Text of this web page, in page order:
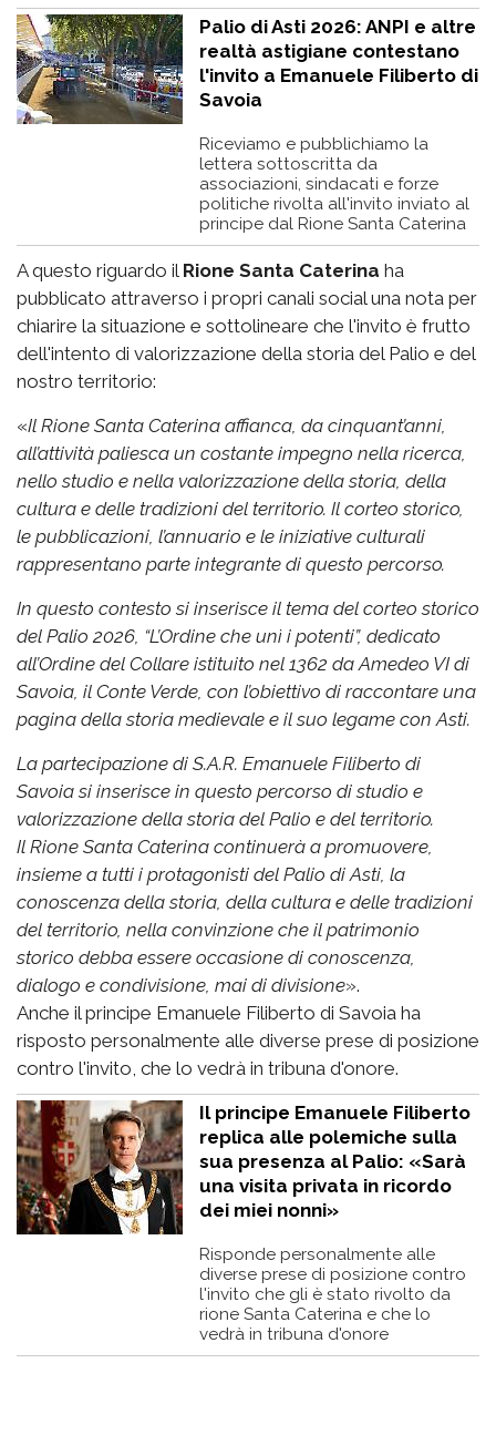
Palio di Asti 2026: ANPI e altre
realtà astigiane contestano
l'invito a Emanuele Filiberto di
Savoia
Riceviamo e pubblichiamo la
lettera sottoscritta da
associazioni, sindacati e forze
politiche rivolta all'invito inviato al
principe dal Rione Santa Caterina
A questo riguardo il Rione Santa Caterina ha
pubblicato attraverso i propri canali social una nota per
chiarire la situazione e sottolineare che l'invito è frutto
dell'intento di valorizzazione della storia del Palio e del
nostro territorio:
«Il Rione Santa Caterina affianca, da cinquant’anni,
all’attività paliesca un costante impegno nella ricerca,
nello studio e nella valorizzazione della storia, della
cultura e delle tradizioni del territorio. Il corteo storico,
le pubblicazioni, l’annuario e le iniziative culturali
rappresentano parte integrante di questo percorso.
In questo contesto si inserisce il tema del corteo storico
del Palio 2026, “L’Ordine che unì i potenti”, dedicato
all’Ordine del Collare istituito nel 1362 da Amedeo VI di
Savoia, il Conte Verde, con l’obiettivo di raccontare una
pagina della storia medievale e il suo legame con Asti.
La partecipazione di S.A.R. Emanuele Filiberto di
Savoia si inserisce in questo percorso di studio e
valorizzazione della storia del Palio e del territorio.
Il Rione Santa Caterina continuerà a promuovere,
insieme a tutti i protagonisti del Palio di Asti, la
conoscenza della storia, della cultura e delle tradizioni
del territorio, nella convinzione che il patrimonio
storico debba essere occasione di conoscenza,
dialogo e condivisione, mai di divisione».
Anche il principe Emanuele Filiberto di Savoia ha
risposto personalmente alle diverse prese di posizione
contro l'invito, che lo vedrà in tribuna d'onore.
Il principe Emanuele Filiberto
replica alle polemiche sulla
sua presenza al Palio: «Sarà
una visita privata in ricordo
dei miei nonni»
Risponde personalmente alle
diverse prese di posizione contro
l'invito che gli è stato rivolto da
rione Santa Caterina e che lo
vedrà in tribuna d'onore